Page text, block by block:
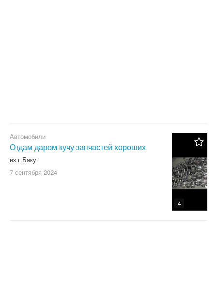
4
Автомобили
Отдам даром кучу запчастей хороших
из г.Баку
7 сентября 2024